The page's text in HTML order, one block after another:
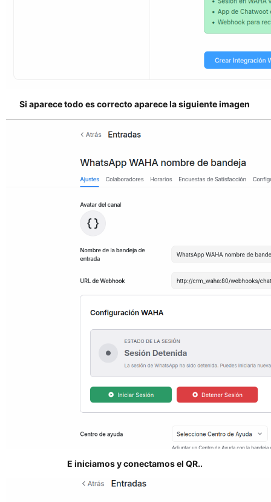
Si aparece todo es correcto aparece la siguiente imagen
E iniciamos y conectamos el QR..